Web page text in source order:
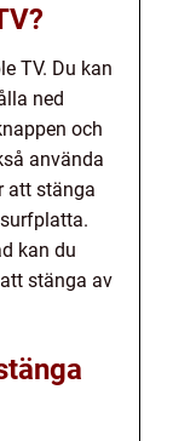
TV. Du kan
ned
och
använda
att stänga
kan du
stänga av